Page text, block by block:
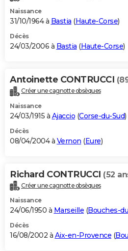
Naissance
31/10/1964 à Bastia (Haute-Corse)
Décès
24/03/2006 à Bastia (Haute-Corse)
Antoinette CONTRUCCI
Créer une cagnotte obsèques
Naissance
24/03/1915 à Ajaccio (Corse-du-Sud)
Décès
08/04/2004 à Vernon (Eure)
Richard CONTRUCCI (52
Créer une cagnotte obsèques
Naissance
24/06/1950 à Marseille (Bouches-
Décès
16/08/2002 à Aix-en-Provence (